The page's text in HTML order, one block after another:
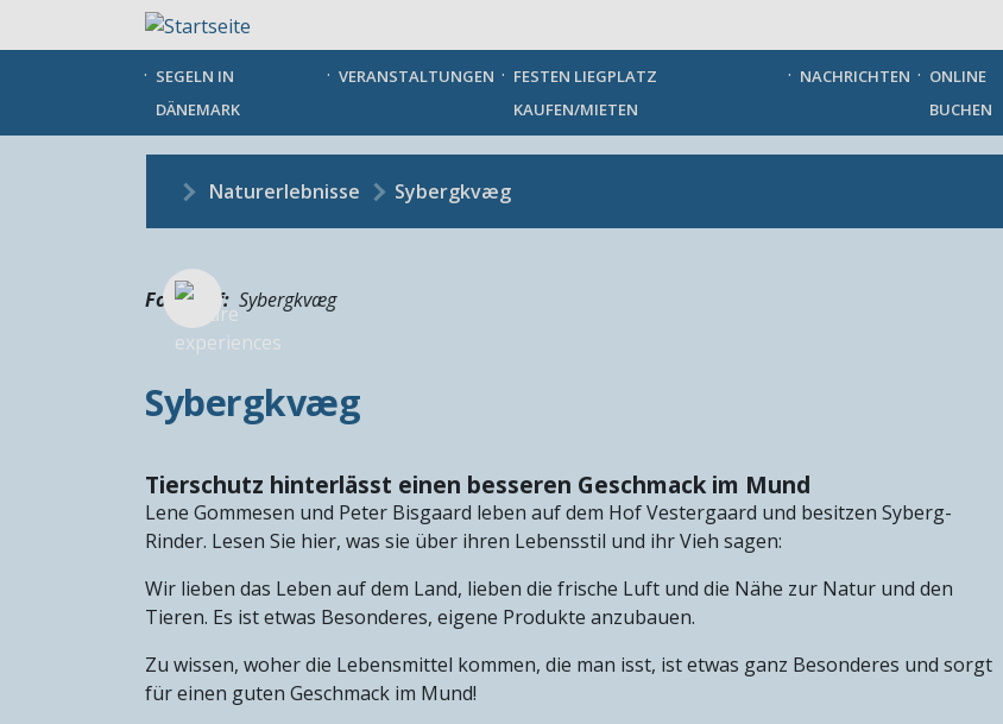
SEGELN IN
DÄNEMARK
VERANSTALTUNGEN
FESTEN LIEGPLATZ
KAUFEN/MIETEN
NACHRICHTEN
ONLINE
BUCHEN
Naturerlebnisse Sybergkvæg
Fotograf Sybergkvæg
Sybergkvæg
Tierschutz hinterlässt einen besseren Geschmack im Mund
Lene Gommesen und Peter Bisgaard leben auf dem Hof ​​Vestergaard und besitzen Syberg-
Rinder. Lesen Sie hier, was sie über ihren Lebensstil und ihr Vieh sagen:
Wir lieben das Leben auf dem Land, lieben die frische Luft und die Nähe zur Natur und den
Tieren. Es ist etwas Besonderes, eigene Produkte anzubauen.
Zu wissen, woher die Lebensmittel kommen, die man isst, ist etwas ganz Besonderes und sorgt
für einen guten Geschmack im Mund!